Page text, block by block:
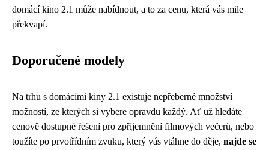
domácí kino 2.1 může nabídnout, a to za cenu, která vás mile
překvapí.
Doporučené modely
Na trhu s domácími kiny 2.1 existuje nepřeberné množství
možností, ze kterých si vybere opravdu každý. Ať už hledáte
cenově dostupné řešení pro zpříjemnění filmových večerů, nebo
toužíte po prvotřídním zvuku, který vás vtáhne do děje, najde se